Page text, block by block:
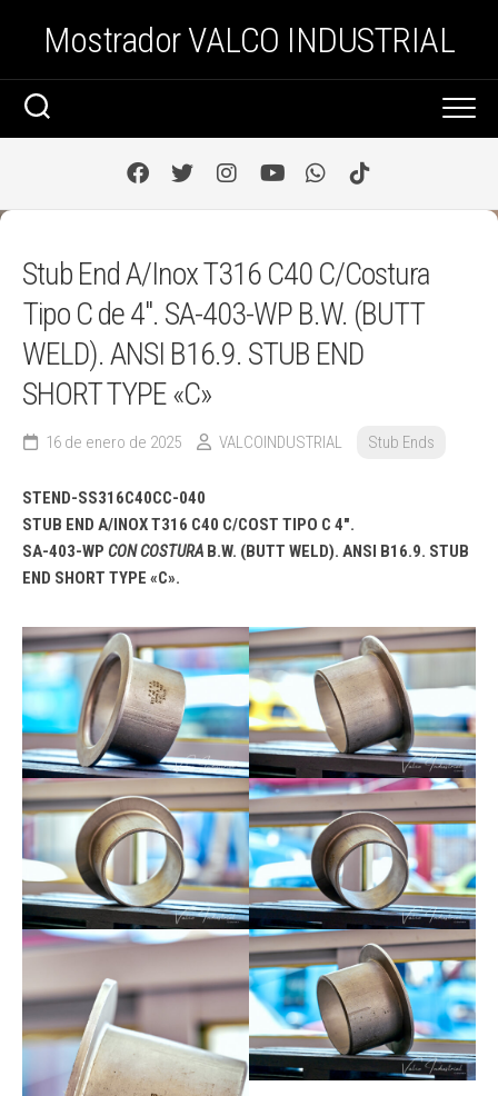
Mostrador VALCO INDUSTRIAL
Stub End A/Inox T316 C40 C/Costura
Tipo C de 4″. SA-403-WP B.W. (BUTT
WELD). ANSI B16.9. STUB END
SHORT TYPE «C»
16 de enero de 2025 VALCOINDUSTRIAL Stub Ends
STEND-SS316C40CC-040
STUB END A/INOX T316 C40 C/COST TIPO C 4″.
SA-403-WP CON COSTURA B.W. (BUTT WELD). ANSI B16.9. STUB
END SHORT TYPE «C».